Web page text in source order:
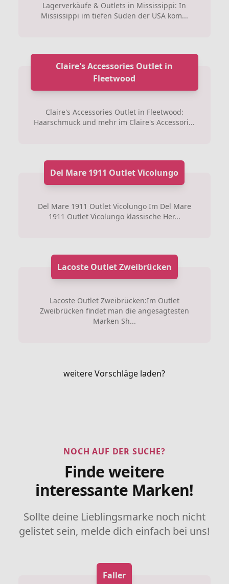
Lagerverkäufe & Outlets in Mississippi: In
Mississippi im tiefen Süden der USA kom...
Claire's Accessories Outlet in
Fleetwood
Claire's Accessories Outlet in Fleetwood:
Haarschmuck und mehr im Claire's Accessori...
Del Mare 1911 Outlet Vicolungo
Del Mare 1911 Outlet Vicolungo Im Del Mare
1911 Outlet Vicolungo klassische Her...
Lacoste Outlet Zweibrücken
Lacoste Outlet Zweibrücken:Im Outlet
Zweibrücken findet man die angesagtesten
Marken Sh...
weitere Vorschläge laden?
NOCH AUF DER SUCHE?
Finde weitere
interessante Marken!
Sollte deine Lieblingsmarke noch nicht
gelistet sein, melde dich einfach bei uns!
Faller